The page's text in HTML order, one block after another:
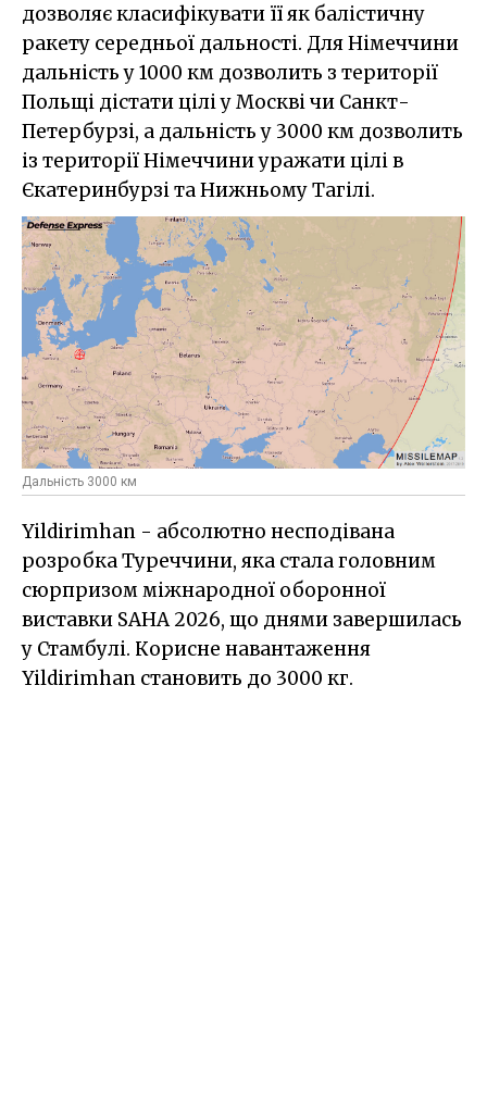
дозволяє класифікувати її як балістичну
ракету середньої дальності. Для Німеччини
дальність у 1000 км дозволить з території
Польщі дістати цілі у Москві чи Санкт-
Петербурзі, а дальність у 3000 км дозволить
із території Німеччини уражати цілі в
Єкатеринбурзі та Нижньому Тагілі.
Дальність 3000 км
Yildirimhan - абсолютно несподівана
розробка Туреччини, яка стала головним
сюрпризом міжнародної оборонної
виставки SAHA 2026, що днями завершилась
у Стамбулі. Корисне навантаження
Yildirimhan становить до 3000 кг.